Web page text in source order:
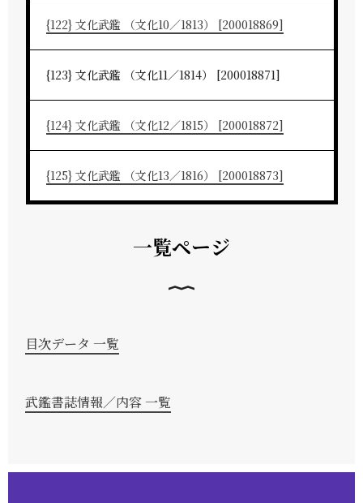
{122} 文化武鑑 （文化10／1813） [200018869]
{123} 文化武鑑 （文化11／1814） [200018871]
{124} 文化武鑑 （文化12／1815） [200018872]
{125} 文化武鑑 （文化13／1816） [200018873]
一覧ページ
目次データ 一覧
武鑑書誌情報／内容 一覧